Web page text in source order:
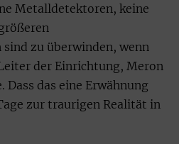
Metalldetektoren, keine
zu überwinden, wenn
der Einrichtung, Meron
das eine Erwähnung
zur traurigen Realität in